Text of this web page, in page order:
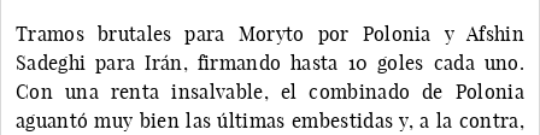
Tramos brutales para Moryto por Polonia y Afshin
Sadeghi para Irán, firmando hasta 10 goles cada uno.
Con una renta insalvable, el combinado de Polonia
aguantó muy bien las últimas embestidas y, a la contra,